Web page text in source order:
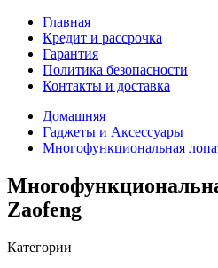
Главная
Кредит и рассрочка
Гарантия
Политика безопасности
Контакты и доставка
Домашняя
Гаджеты и Аксессуары
Многофункциональная
Zaofeng
Категории